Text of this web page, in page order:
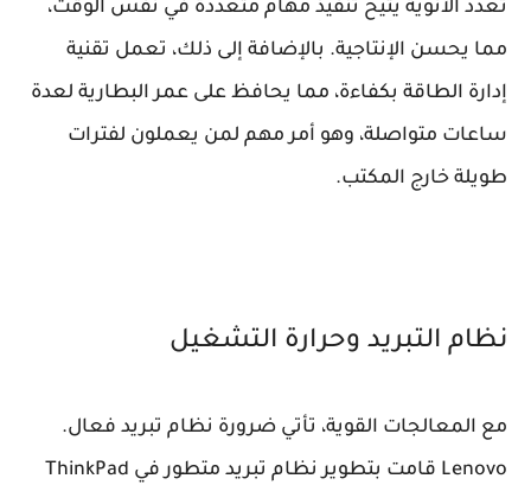
تعدد الأنوية يتيح تنفيذ مهام متعددة في نفس الوقت،
مما يحسن الإنتاجية. بالإضافة إلى ذلك، تعمل تقنية
إدارة الطاقة بكفاءة، مما يحافظ على عمر البطارية لعدة
ساعات متواصلة، وهو أمر مهم لمن يعملون لفترات
طويلة خارج المكتب.
نظام التبريد وحرارة التشغيل
مع المعالجات القوية، تأتي ضرورة نظام تبريد فعال.
Lenovo قامت بتطوير نظام تبريد متطور في ThinkPad